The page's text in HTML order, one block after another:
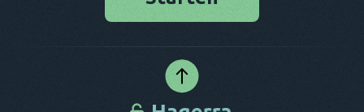
installatie een toestel op afstand volgen nadat je bij deze
dienst een persoonlijke account aanmaakt. Daarna kun je
jezelf aanmelden en op ieder gewenst moment inloggen om